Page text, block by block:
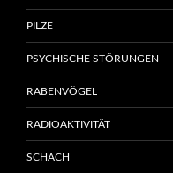
PILZE
PSYCHISCHE STÖRUNGEN
RABENVÖGEL
RADIOAKTIVITÄT
SCHACH